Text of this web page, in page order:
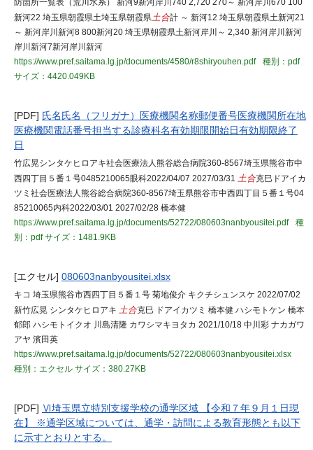
防箇所一覧表（荒川水系） 新河9新河岸川740 2,720 270～ 新河岸川670 100
新河22 埼玉県朝霞県土埼玉県朝霞県土合計 ～ 新河12 埼玉県朝霞県土新河21
～ 新河岸川新河8 800新河20 埼玉県朝霞県土新河岸川～ 2,340 新河岸川新河
岸川新河7新河岸川新河
https://www.pref.saitama.lg.jp/documents/4580/r8shiryouhen.pdf
種別：pdf
サイズ：4420.049KB
[PDF] 氏名氏名（フリガナ）医療機関名称郵便番号医療機関所在地
医療機関電話番号担当する診療科名有効期限開始日有効期限終了
日
竹広晃シンタケヒロアキ社会医療法人熊谷総合病院360-8567埼玉県熊谷市中
西四丁目５番１号0485210065眼科2022/04/07 2027/03/31 土合克巳ドアイカ
ツミ社会医療法人熊谷総合病院360-8567埼玉県熊谷市中西四丁目５番１号04
85210065内科2022/03/01 2027/02/28 橋本健
https://www.pref.saitama.lg.jp/documents/52722/080603nanbyousitei.pdf
種
別：pdfサイズ：1481.9KB
[エクセル] 080603nanbyousitei.xlsx
キコ 埼玉県熊谷市西四丁目５番１号 菊地俊介 キクチシュンスケ 2022/07/02
新竹広晃 シンタケヒロアキ 土合克巳 ドアイカツミ 橋本健 ハシモトケン 橋本
郁郎 ハシモトイクオ 川島清隆 カワシマキヨタカ 2021/10/18 中川彩 ナカガワ
アヤ 濱田英
https://www.pref.saitama.lg.jp/documents/52722/080603nanbyousitei.xlsx
種別：エクセル サイズ：380.27KB
[PDF] Ⅵ埼玉県立特別支援学校の通学区域 【令和７年９月１日現
在】 ※通学区域については、通学・訪問による教育形態とも以下
に示すとおりとする。